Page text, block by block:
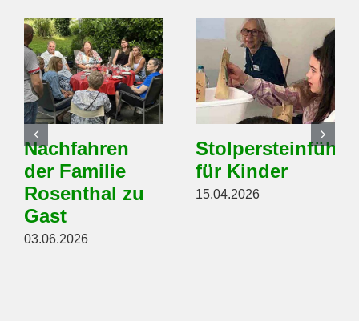
Nachfahren
der Familie
Rosenthal zu
Gast
03.06.2026
für Kinder
15.04.2026